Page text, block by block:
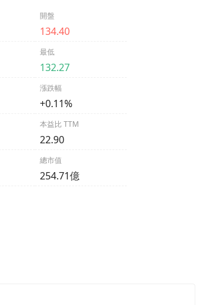
開盤
134.40
最低
132.27
漲跌幅
+0.11%
本益比 TTM
22.90
總市值
254.71億